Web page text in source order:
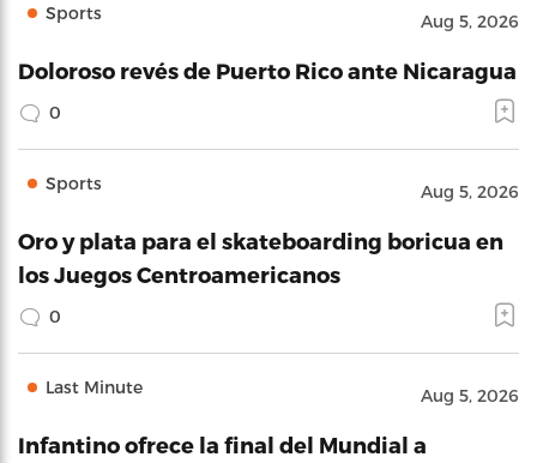
Sports Aug 5, 2026
Doloroso revés de Puerto Rico ante Nicaragua
0
Sports Aug 5, 2026
Oro y plata para el skateboarding boricua en
los Juegos Centroamericanos
0
Last Minute Aug 5, 2026
Infantino ofrece la final del Mundial a